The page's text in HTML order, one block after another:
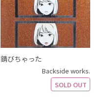
錆びちゃった
Backside works.
SOLD OUT